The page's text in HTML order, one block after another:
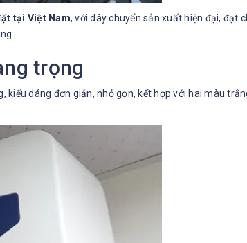
tại Việt Nam, với dây chuyển sản xuất hiện đại, đạt
trọng
kiểu dáng đơn giản, nhỏ gọn, kết hợp với hai màu